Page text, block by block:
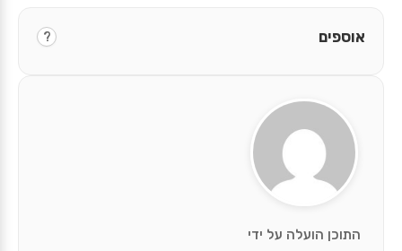
התוכן הועלה על ידי
אוספים ?